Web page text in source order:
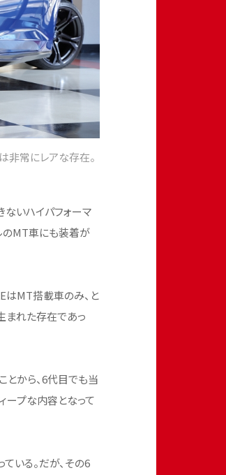
非常にレアな存在。
いハイパフォーマ
のMT車にも装着が
はMT搭載車のみ、と
まれた存在であっ
とから、6代目でも当
ープな内容となって
いる。だが、その6